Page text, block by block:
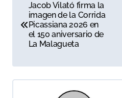
a
e
g
Jacob Vilató firma la
imagen de la Corrida
Picassiana 2026 en
el 150 aniversario de
La Malagueta